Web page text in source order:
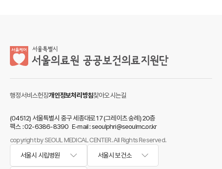
행정서비스헌장개인정보처리방침찾아오시는길
(04512) 서울특별시 중구 세종대로 17 (그레이츠 숭례) 20층
팩스 : 02-6386-8390 E-mail : seoulphri@seoulmc.or.kr
copyright by SEOUL MEDICAL CENTER. All Rights Reserved.
서울시 시립병원
서울시 보건소